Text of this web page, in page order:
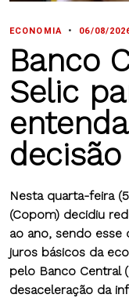
ECONOMIA • 06/08/
Banco
Selic
decisão
Nesta quarta-feira
(Copom) decidiu
ao ano, sendo
juros básicos da
pelo Banco Central
desaceleração da